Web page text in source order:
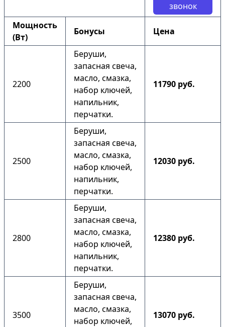
звонок
Мощность
(Вт)
Бонусы Цена
2200
Беруши,
запасная свеча,
масло, смазка,
набор ключей,
напильник,
перчатки.
11790 руб.
2500
Беруши,
запасная свеча,
масло, смазка,
набор ключей,
напильник,
перчатки.
12030 руб.
2800
Беруши,
запасная свеча,
масло, смазка,
набор ключей,
напильник,
перчатки.
12380 руб.
3500
Беруши,
запасная свеча,
масло, смазка,
набор ключей,
13070 руб.